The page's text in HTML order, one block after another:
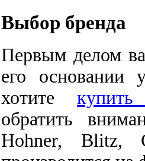
Выбор бренда
Первым делом
его основании
хотите
обратить
Hohner, Blitz,